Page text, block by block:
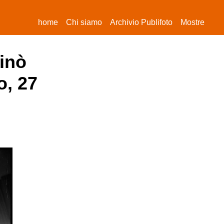
home(current)
Chi siamo Archivio Publifoto Mostre
27